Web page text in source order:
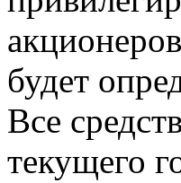
будет
Все
текущего